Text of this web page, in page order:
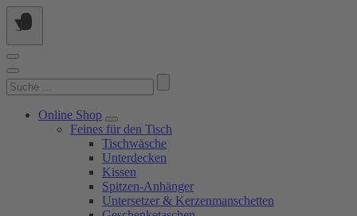
Springe
zum
Suchen
nach:
Online Shop
Feines für den Tisch
Tischwäsche
Unterdecken
Kissen
Spitzen-Anhänger
Untersetzer & Kerzenmanschetten